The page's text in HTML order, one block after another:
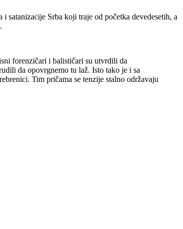
satanizacije Srba koji traje od početka devedesetih, a
forenzičari i balističari su utvrdili da
da opovrgnemo tu laž. Isto tako je i sa
Tim pričama se tenzije stalno održavaju